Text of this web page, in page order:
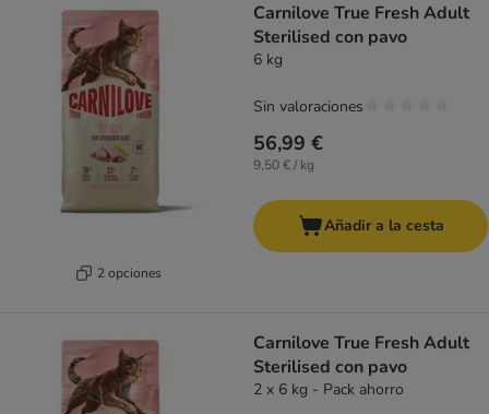
2 opciones
Carnilove True Fresh Adult
Sterilised con pavo
6 kg
56,99 €
9,50 € / kg
Sin valoraciones
Añadir a la cesta
Carnilove True Fresh Adult
Sterilised con pavo
2 x 6 kg - Pack ahorro